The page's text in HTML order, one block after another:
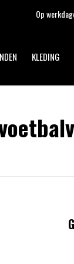
KLEDING
Op